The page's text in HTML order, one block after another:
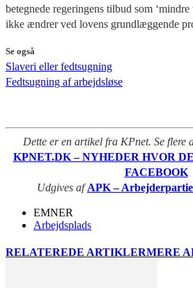
betegnede regeringens tilbud som
ikke ændrer ved lovens grundlæggende
Se også
Slaveri eller fedtsugning
Fedtsugning af arbejdsløse
Dette er en artikel fra KPnet. Se flere
KPNET.DK – NYHEDER HVOR
FACEBOOK
Udgives afAPK –
EMNER
Arbejdsplads
RELATEREDE ARTIKLERMERE